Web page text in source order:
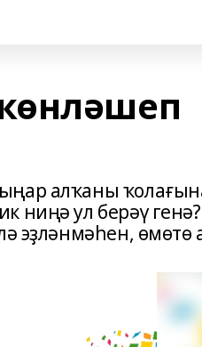
алҡаны
ниңә ул берәү
эҙләнмәһен,